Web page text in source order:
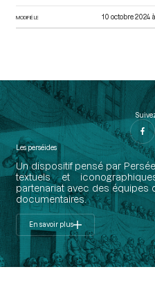
MODIFIÉ LE 10 octobre 2024 à
Les perséides
Un dispositif pensé par
textuels et
partenariat avec des équipes
documentaires.
En savoir plus